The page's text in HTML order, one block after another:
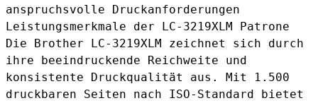
anspruchsvolle Druckanforderungen
Leistungsmerkmale der LC-3219XLM Patrone
Die Brother LC-3219XLM zeichnet sich durch
ihre beeindruckende Reichweite und
konsistente Druckqualität aus. Mit 1.500
druckbaren Seiten nach ISO-Standard bietet